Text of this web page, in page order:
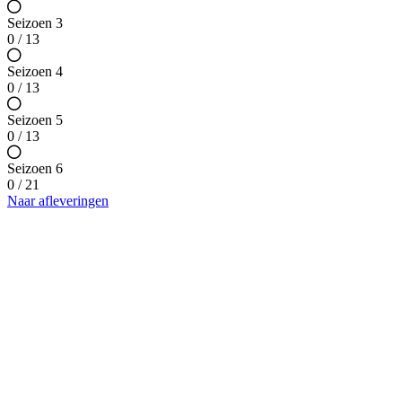
Seizoen 3
0 / 13
Seizoen 4
0 / 13
Seizoen 5
0 / 13
Seizoen 6
0 / 21
Naar afleveringen